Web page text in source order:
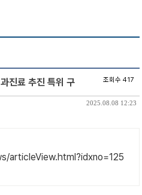
진료 추진 특위 구 조회수 417
2025.08.08 12:23
articleView.html?idxno=125